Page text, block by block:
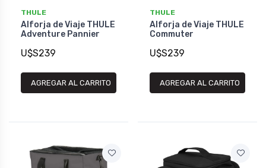
THULE
Alforja de Viaje THULE
Adventure Pannier
U$S239
AGREGAR AL CARRITO
THULE
Alforja de Viaje THULE
Commuter
U$S239
AGREGAR AL CARRITO